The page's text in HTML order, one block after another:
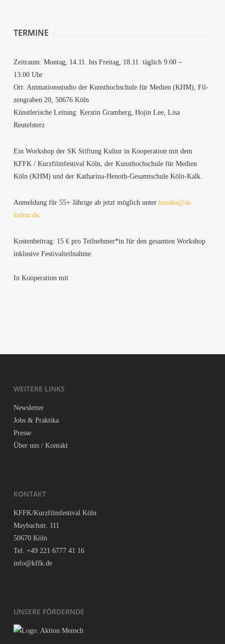
TER­MI­NE
Zeit­raum: Mon­tag, 14.11. bis Frei­tag, 18.11. täg­lich 9.00 –
13.00 Uhr
Ort: Ani­ma­ti­ons­stu­dio der Kunst­hoch­schu­le für Medi­en (KHM), Fil­
zen­gra­ben 20, 50676 Köln
Künst­le­ri­sche Lei­tung: Kers­tin Gram­berg, Hojin Lee, Lisa
Reutelsterz
Ein Work­shop der SK Stif­tung Kul­tur in Koope­ra­ti­on mit dem
KFFK / Kurz­film­fes­ti­val Köln, der Kunst­hoch­schu­le für Medi­en
Köln (KHM) und der Katha­ri­na-Henoth-Gesamt­schu­le Köln-Kalk.
Anmel­dung für 55+ Jäh­ri­ge ab jetzt mög­lich unter hauska@sk-
kultur.de.
Kos­ten­bei­trag: 15 € pro Teilnehmer*in für den gesam­ten Work­shop
inklu­si­ve Festivalteilnahme.
In Koope­ra­ti­on mit
WEI­TE­RE LINKS
News­let­ter
Jobs & Praktika
Pres­se
Über uns / Kontakt
KON­TAKT
KFFK/Kurzfilmfestival Köln
May­bach­str. 111
50670 Köln
Tel. +49 221 6777 41 16
info@kffk.de
UNSE­RE FÖRDERNDE